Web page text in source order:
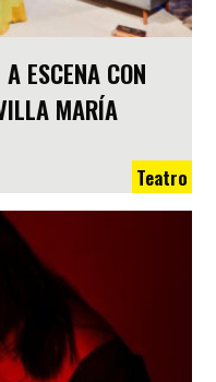
ESCENA CON
MARÍA
Teatro